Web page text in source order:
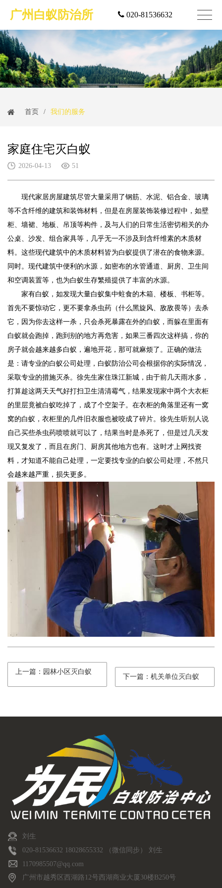
广州白蚁防治所 020-81536632
首页 / 我们的服务
家庭住宅灭白蚁
2026-04-13 51
现代家居房屋建筑尽管大量采用了钢筋、水泥、铝合金、玻璃
等不含纤维的建筑和装饰材料，但是在房屋装饰装修过程中，如壁
柜、墙裙、地板、吊顶等构件，及与人们的日常生活密切相关的办
公桌、沙发、组合家具等，几乎无一不涉及到含纤维素的木质材
料。这些现代建筑中的木质材料皆为白蚁提供了潜在的食物来源。
同时。现代建筑中便利的水源，如密布的水管通道、厨房、卫生间
和空调装置等，也为白蚁生存繁殖提供了丰富的水源。
家有白蚁，如发现大量白蚁集中蛀食的木箱、楼板、书柜等。
首先不要惊动它，更不要拿杀虫药（什么黑旋风、敌敌畏等）去杀
它，因为你去这样一杀，只会杀死暴露在外的白蚁，而躲在里面有
白蚁就会跑掉，跑到别的地方再危害，如果三番四次这样搞，你的
房子就会越来越多白蚁，遍地开花，那可就麻烦了。正确的做法
是：请专业的白蚁公司处理，白蚁防治公司会根据你的实际情况，
采取专业的措施灭杀。徐先生家住珠江新城，由于前几天雨水多，
打算趁这两天天气好打扫卫生清清霉气，结果发现家中两个大衣柜
的里层竟被白蚁吃掉了，成了个空架子。在衣柜的角落里还有一窝
窝的白蚁，衣柜里的几件旧衣服也被咬成了碎片。徐先生听别人说
自己买些杀虫药喷喷就可以了，结果当时是杀死了，但是过几天发
现又复发了，而且在房门、厨房其他地方也有。这时才上网找资
料，才知道不能自己处理，一定要找专业的白蚁公司处理，不然只
会越来越严重，损失更多。
上一篇：园林小区灭白蚁
下一篇：机关单位灭白蚁
刘生
020-81536632 18028655332 （微信同步） 刘生
1170985507@qq.com
广州市越秀区西湖路12号西湖商业大厦30楼B250号